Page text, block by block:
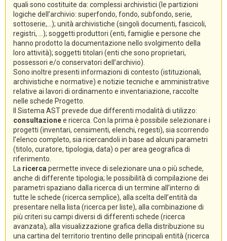
quali sono costituite da: complessi archivistici (le partizioni
logiche dell’archivio: superfondo, fondo, subfondo, serie,
sottoserie,...); unità archivistiche (singoli documenti, fascicoli,
registri, ...); soggetti produttori (enti, famiglie e persone che
hanno prodotto la documentazione nello svolgimento della
loro attività); soggetti titolari (enti che sono proprietari,
possessori e/o conservatori dell’archivio).
Sono inoltre presenti informazioni di contesto (istituzionali,
archivistiche e normative) e notizie tecniche e amministrative
relative ai lavori di ordinamento e inventariazione, raccolte
nelle schede Progetto.
Il Sistema AST prevede due differenti modalità di utilizzo:
consultazionee ricerca. Con la prima è possibile selezionare i
progetti (inventari, censimenti, elenchi, regesti), sia scorrendo
l’elenco completo, sia ricercandoli in base ad alcuni parametri
(titolo, curatore, tipologia, data) o per area geografica di
riferimento.
La ricerca permette invece di selezionare una o più schede,
anche di differente tipologia; le possibilità di compilazione dei
parametri spaziano dalla ricerca di un termine all’interno di
tutte le schede (ricerca semplice), alla scelta dell’entità da
presentare nella lista (ricerca per liste), alla combinazione di
più criteri su campi diversi di differenti schede (ricerca
avanzata), alla visualizzazione grafica della distribuzione su
una cartina del territorio trentino delle principali entità (ricerca